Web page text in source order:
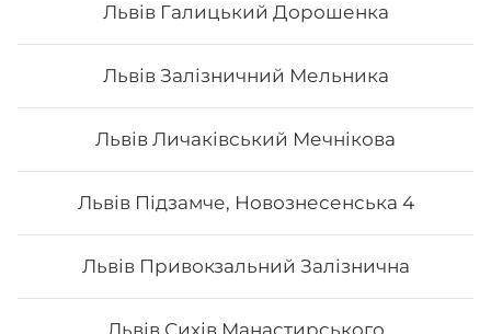
Львів Галицький Дорошенка
Львів Залізничний Мельника
Львів Личаківський Мечнікова
Львів Підзамче, Новознесенська 4
Львів Привокзальний Залізнична
Львів Сихів Манастирського
Сет Преміум
рол, преміум авторський авокадо рол, преміум кіото
1372₴ Хочу